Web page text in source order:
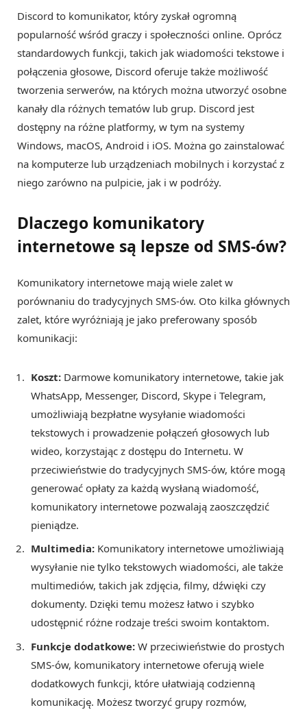
Discord to komunikator, który zyskał ogromną
popularność wśród graczy i społeczności online. Oprócz
standardowych funkcji, takich jak wiadomości tekstowe i
połączenia głosowe, Discord oferuje także możliwość
tworzenia serwerów, na których można utworzyć osobne
kanały dla różnych tematów lub grup. Discord jest
dostępny na różne platformy, w tym na systemy
Windows, macOS, Android i iOS. Można go zainstalować
na komputerze lub urządzeniach mobilnych i korzystać z
niego zarówno na pulpicie, jak i w podróży.
Dlaczego komunikatory
internetowe są lepsze od SMS-ów?
Komunikatory internetowe mają wiele zalet w
porównaniu do tradycyjnych SMS-ów. Oto kilka głównych
zalet, które wyróżniają je jako preferowany sposób
komunikacji:
Koszt: Darmowe komunikatory internetowe, takie jak
WhatsApp, Messenger, Discord, Skype i Telegram,
umożliwiają bezpłatne wysyłanie wiadomości
tekstowych i prowadzenie połączeń głosowych lub
wideo, korzystając z dostępu do Internetu. W
przeciwieństwie do tradycyjnych SMS-ów, które mogą
generować opłaty za każdą wysłaną wiadomość,
komunikatory internetowe pozwalają zaoszczędzić
pieniądze.
Multimedia: Komunikatory internetowe umożliwiają
wysyłanie nie tylko tekstowych wiadomości, ale także
multimediów, takich jak zdjęcia, filmy, dźwięki czy
dokumenty. Dzięki temu możesz łatwo i szybko
udostępnić różne rodzaje treści swoim kontaktom.
Funkcje dodatkowe: W przeciwieństwie do prostych
SMS-ów, komunikatory internetowe oferują wiele
dodatkowych funkcji, które ułatwiają codzienną
komunikację. Możesz tworzyć grupy rozmów,